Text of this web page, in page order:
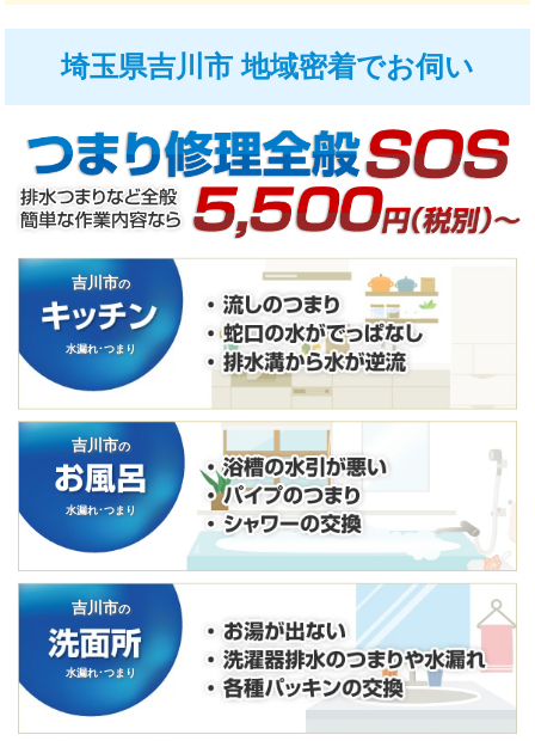
埼玉県吉川市 地域密着でお伺い
吉川市の
水漏れ･つまり
吉川市の
水漏れ･つまり
吉川市の
水漏れ･つまり